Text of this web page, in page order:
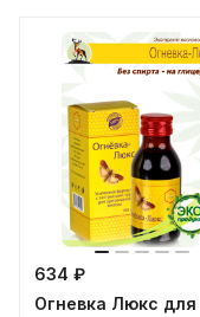
634 ₽
Огневка Люкс для